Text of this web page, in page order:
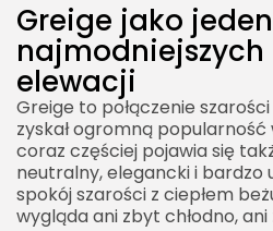
Greige jako
najmodniejszych
elewacji
Greige to połączenie
zyskał ogromną
coraz częściej pojawia się
neutralny, elegancki i bardzo
spokój szarości z ciepłem
wygląda ani zbyt chłodno,